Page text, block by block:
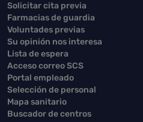
Solicitar cita previa
Farmacias de guardia
Voluntades previas
Su opinión nos interesa
Lista de espera
Acceso correo SCS
Portal empleado
Selección de personal
Mapa sanitario
Buscador de centros